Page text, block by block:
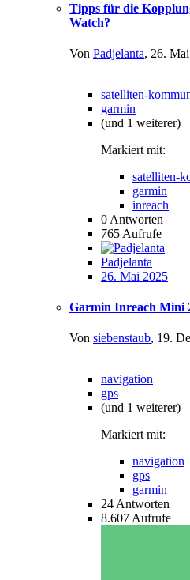
Tipps für die
Watch?
Von Padjelanta, 26.
satelliten-
garmin
(und 1 weiterer)
Markiert mit:
satelliten-
garmin
inreach
0 Antworten
765 Aufrufe
Padjelanta
26. Mai 2025
Garmin Inreach Mini
Von siebenstaub, 19.
navigation
gps
(und 1 weiterer)
Markiert mit:
navigation
gps
garmin
24Antworten
8.607Aufrufe